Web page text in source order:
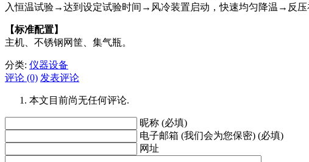
入恒温试验→达到设定试验时间→风冷装置启动，快速均匀降温→反
【标准配置】
主机、不锈钢网筐、集气瓶。
分类: 仪器设备
评论 (0) 发表评论
本文目前尚无任何评论.
昵称 (必填)
电子邮箱 (我们会为您保密) (必填)
网址